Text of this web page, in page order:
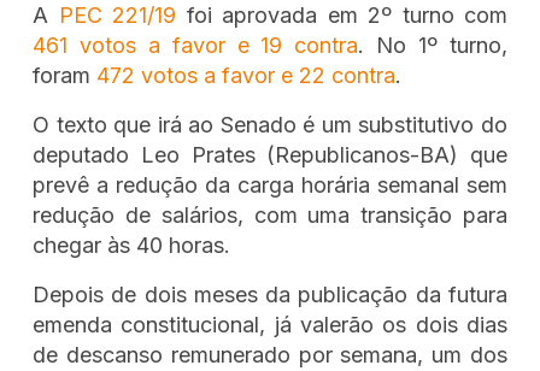
A PEC 221/19 foi aprovada em 2º turno com
461 votos a favor e 19 contra. No 1º turno,
foram 472 votos a favor e 22 contra.
O texto que irá ao Senado é um substitutivo do
deputado Leo Prates (Republicanos-BA) que
prevê a redução da carga horária semanal sem
redução de salários, com uma transição para
chegar às 40 horas.
Depois de dois meses da publicação da futura
emenda constitucional, já valerão os dois dias
de descanso remunerado por semana, um dos